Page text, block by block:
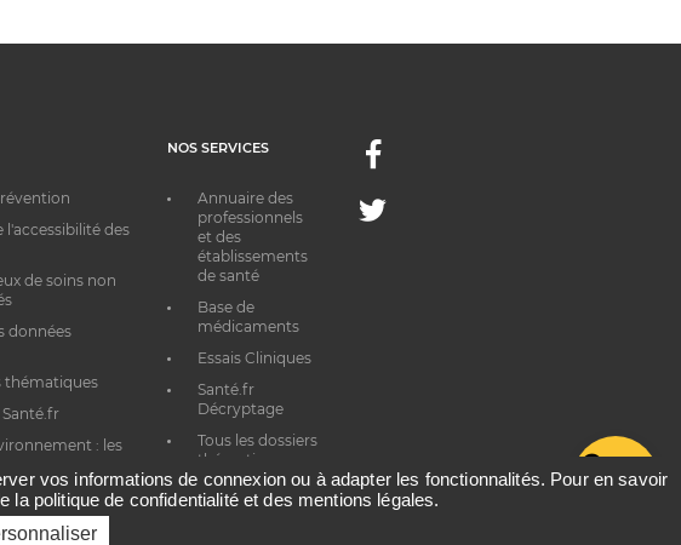
l'accessibilité des
de soins non
données
thématiques
: les
NOS SERVICES
Annuaire des
professionnels
et des
établissements
de santé
Base de
médicaments
Essais Cliniques
Santé.fr
Décryptage
Tous les dossiers
thématiques
Facebook
Twitter
vos informations de connexion ou à adapter les fonctionnalités. Pour en savoir
politique de confidentialité et des mentions légales.